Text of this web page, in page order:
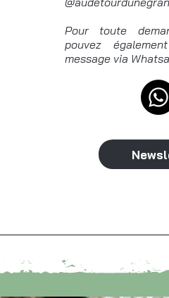
Pour toute
pouvez
message via